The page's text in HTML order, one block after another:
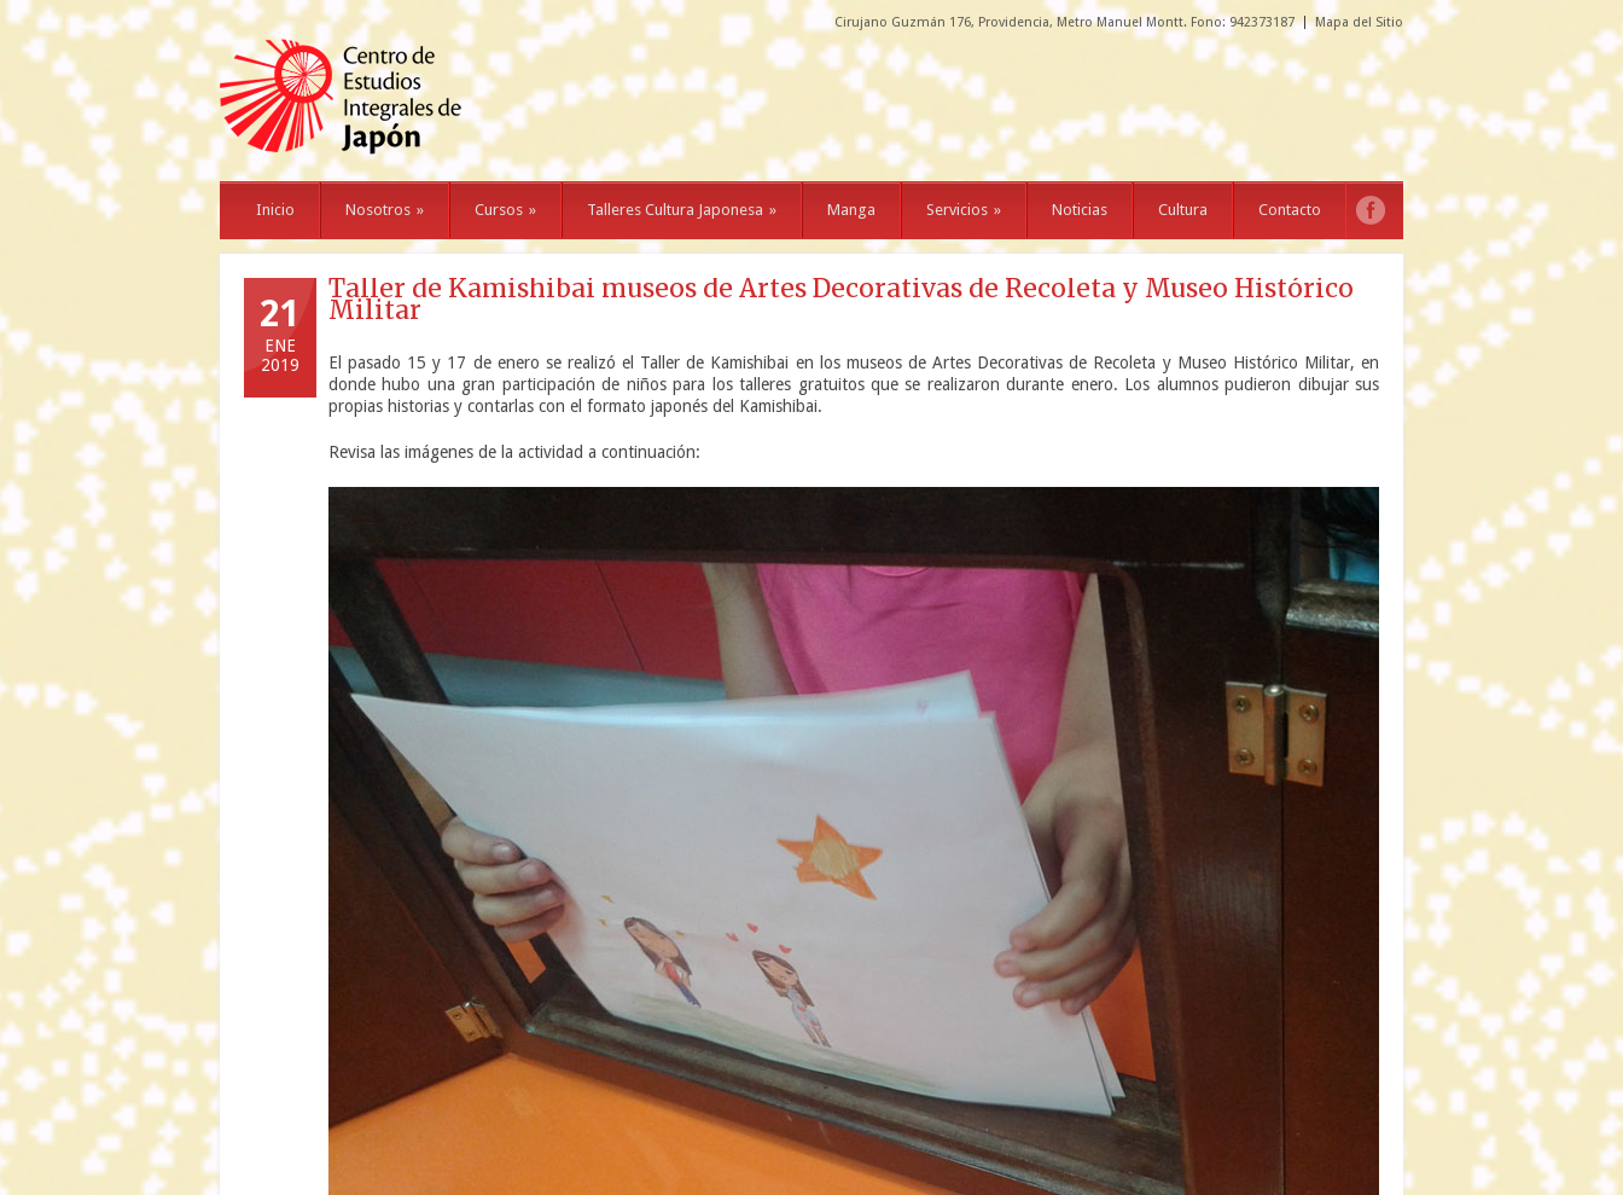
Cirujano Guzmán 176, Providencia, Metro Manuel Montt. Fono: 942373187 Mapa del Sitio
Inicio Nosotros » Cursos » Talleres Cultura Japonesa » Manga Servicios » Noticias Cultura Contacto
21
ENE
2019
Taller de Kamishibai museos de Artes Decorativas de Recoleta y Museo Histórico
Militar
El pasado 15 y 17 de enero se realizó el Taller de Kamishibai en los museos de Artes Decorativas de Recoleta y Museo Histórico Militar, en
donde hubo una gran participación de niños para los talleres gratuitos que se realizaron durante enero. Los alumnos pudieron dibujar sus
propias historias y contarlas con el formato japonés del Kamishibai.
Revisa las imágenes de la actividad a continuación: